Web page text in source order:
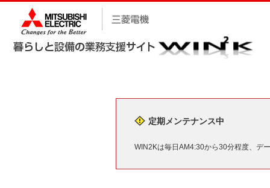
定期メンテナンス中
WIN2Kは毎日AM4:30から30分程度、デ